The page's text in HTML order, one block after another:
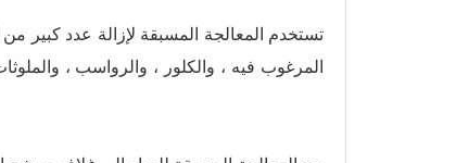
تستخدم المعالجة المسبقة لإزالة عدد كبير من
المرغوب فيه ، والكلور ، والرواسب ،